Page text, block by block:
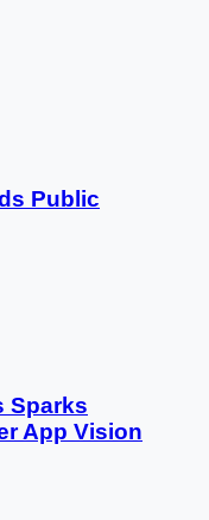
Public
Sparks
App Vision